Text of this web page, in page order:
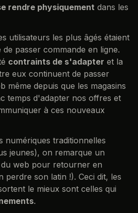
rendre physiquement dans les
utilisateurs les plus âgés étaient
passer commande en ligne.
contraints de s'adapter et la
eux continuent de passer
même depuis que les magasins
temps d'adapter nos offres et
à ces nouveaux
numériques traditionnelles
jeunes), on remarque un
web pour retourner en
perdre son latin !). Ceci dit, les
le mieux sont celles qui
.